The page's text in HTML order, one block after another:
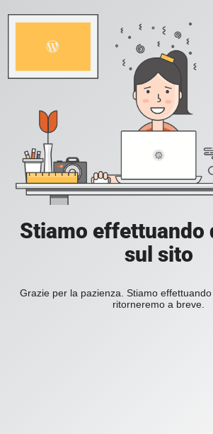
Stiamo effettuando
sul sito
Grazie per la pazienza. Stiamo
ritorneremo a breve.